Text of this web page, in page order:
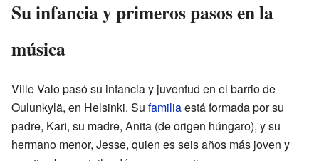
Su infancia y primeros pasos en la
música
Ville Valo pasó su infancia y juventud en el barrio de
Oulunkylä, en Helsinki. Su familiaestá formada por su
padre, Kari, su madre, Anita (de origen húngaro), y su
hermano menor, Jesse, quien es seis años más joven y